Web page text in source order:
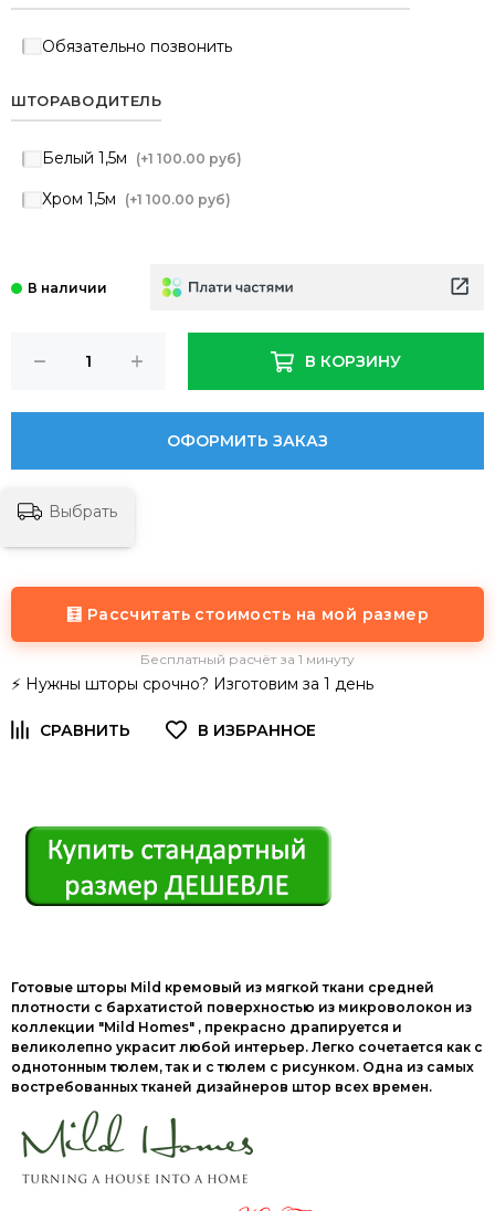
Обязательно позвонить
ШТОРАВОДИТЕЛЬ
Белый 1,5м (+1 100.00 руб)
Хром 1,5м (+1 100.00 руб)
В КОРЗИНУ
ОФОРМИТЬ ЗАКАЗ
Выбрать
🧮 Рассчитать стоимость на мой размер
Бесплатный расчёт за 1 минуту
⚡ Нужны шторы срочно? Изготовим за 1 день
Готовые шторы Mild кремовый из мягкой ткани средней
плотности с бархатистой поверхностью из микроволокон из
коллекции "Mild Homes" , прекрасно драпируется и
великолепно украсит любой интерьер. Легко сочетается как с
однотонным тюлем, так и с тюлем с рисунком. Одна из самых
востребованных тканей дизайнеров штор всех времен.